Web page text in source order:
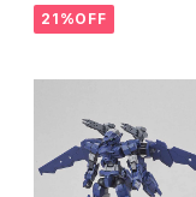
道（新品 在庫品）
21%OFF